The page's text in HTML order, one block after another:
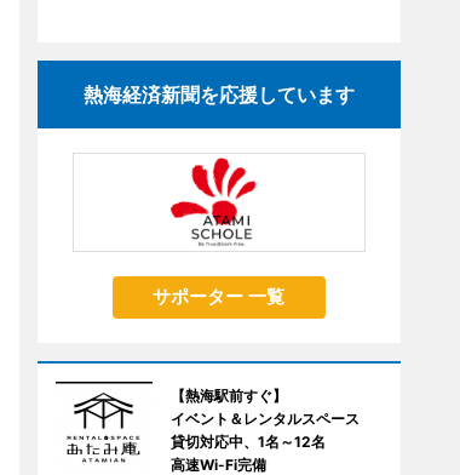
熱海経済新聞を応援しています
サポーター 一覧
【熱海駅前すぐ】
イベント＆レンタルスペース
貸切対応中、1名～12名
高速Wi-Fi完備